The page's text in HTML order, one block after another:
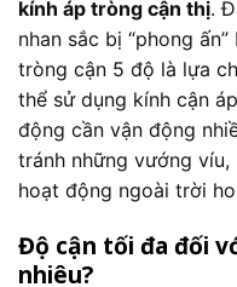
kính áp tròng cận thị.
nhan sắc bị “phong
tròng cận 5 độ là lựa
thể sử dụng kính cận
động cần vận động
tránh những vướng
hoạt động ngoài trời
Độ cận tối đa đối
nhiêu?